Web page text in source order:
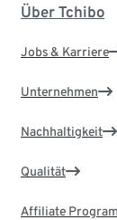
Über Tchibo
Jobs & Karriere
Unternehmen
Nachhaltigkeit
Qualität
Affiliate